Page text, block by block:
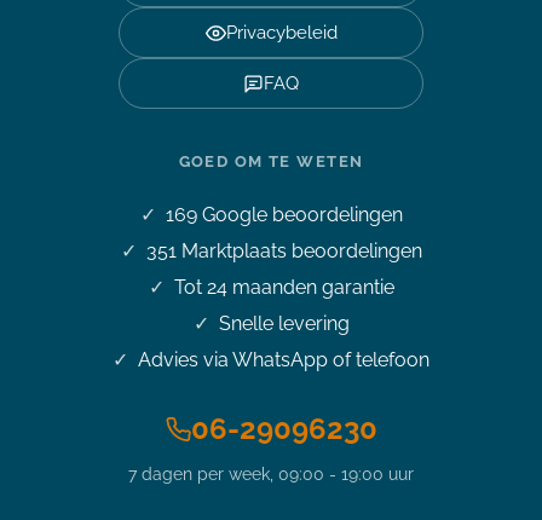
Privacybeleid
FAQ
GOED OM TE WETEN
169Google beoordelingen
351Marktplaats beoordelingen
Tot 24 maanden garantie
Snelle levering
Advies via WhatsApp of telefoon
06-29096230
7 dagen per week, 09:00 - 19:00 uur